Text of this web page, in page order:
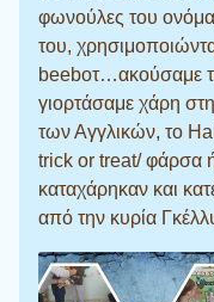
φωνούλες του
του,
beeboτ…ακούσαμε
γιορτάσαμε χάρη
των Αγγλικών, το
trick or treat/ φάρσα
καταχάρηκαν και
από την κυρία